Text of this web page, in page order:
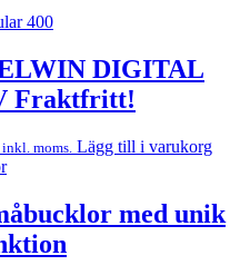
DIGITAL
Fraktfritt!
inkl. moms. Lägg till i varukorg
med unik